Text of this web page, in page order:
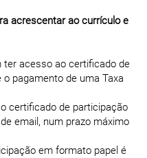
acrescentar ao currículo e
acesso ao certificado de
pagamento de uma Taxa
certificado de participação
email, num prazo máximo
em formato papel é